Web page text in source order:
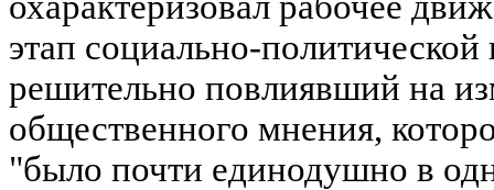
этап социально-
решительно повлиявший на
общественного мнения,
"было почти единодушно в